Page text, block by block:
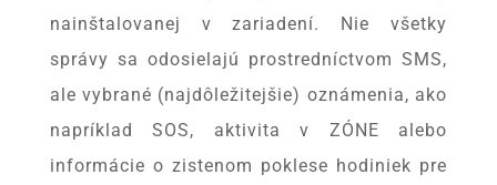
nainštalovanej v zariadení. Nie všetky
správy sa odosielajú prostredníctvom SMS,
ale vybrané (najdôležitejšie) oznámenia, ako
napríklad SOS, aktivita v ZÓNE alebo
informácie o zistenom poklese hodiniek pre